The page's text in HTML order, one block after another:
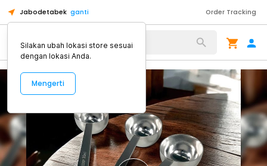
Jabodetabek ganti Order Tracking
Alat Kopi
Silakan ubah lokasi store sesuai
dengan lokasi Anda.
Mengerti